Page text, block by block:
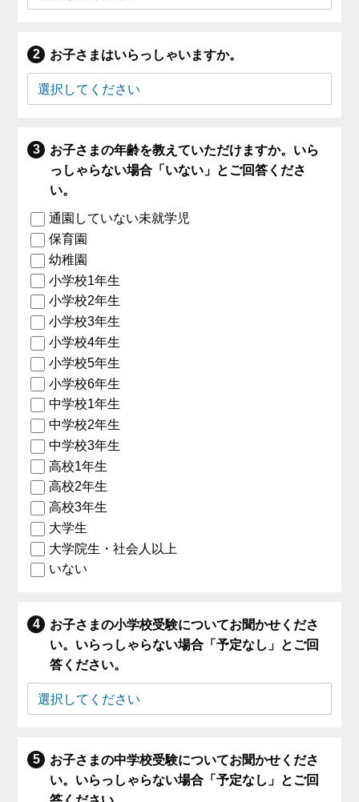
お子さまはいらっしゃいますか。
お子さまの年齢を教えていただけますか。いら
っしゃらない場合「いない」とご回答くださ
い。
通園していない未就学児
保育園
幼稚園
小学校1年生
小学校2年生
小学校3年生
小学校4年生
小学校5年生
小学校6年生
中学校1年生
中学校2年生
中学校3年生
高校1年生
高校2年生
高校3年生
大学生
大学院生・社会人以上
いない
お子さまの小学校受験についてお聞かせくださ
い。いらっしゃらない場合「予定なし」とご回
答ください。
お子さまの中学校受験についてお聞かせくださ
い。いらっしゃらない場合「予定なし」とご回